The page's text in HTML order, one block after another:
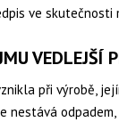
ve skutečnosti
VEDLEJŠÍ
při výrobě,
nestává